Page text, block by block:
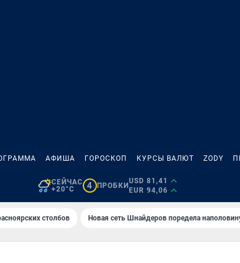
АФИША ГОРОСКОП КУРСЫ ВАЛЮТ ZODY
СЕЙЧАС
+20°C
4 ПРОБКИ
USD 81,41
EUR 94,06
столбов Новая сеть Шнайдеров поредела